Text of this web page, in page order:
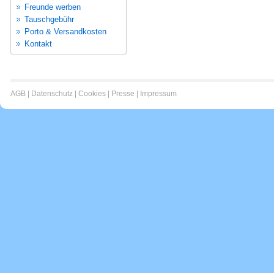
Freunde werben
Tauschgebühr
Porto & Versandkosten
Kontakt
AGB Datenschutz Cookies Presse Impressum